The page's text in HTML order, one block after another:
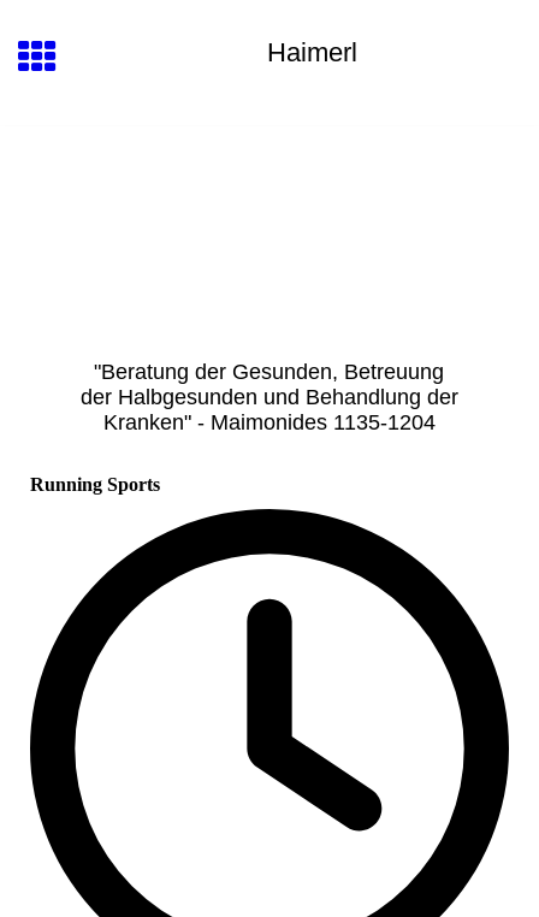
Haimerl
"Beratung der Gesunden, Betreuung
der Halbgesunden und Behandlung der
Kranken" - Maimonides 1135-1204
Running Sports